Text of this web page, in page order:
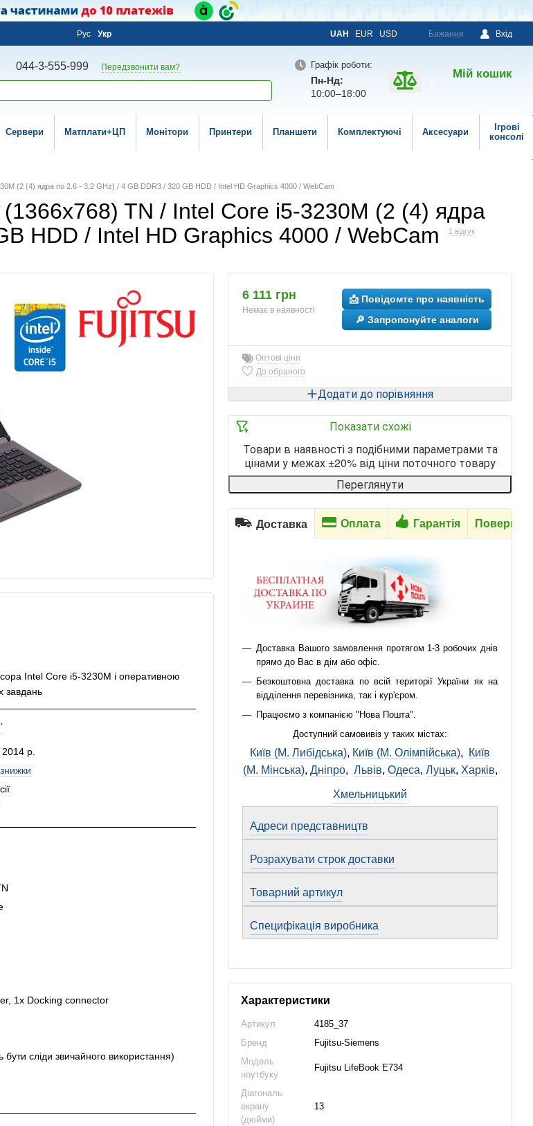
Рус Укр UAH EUR USD Бажання Вхід
044-3-555-999 Передзвонити вам? Графік роботи:
Пн-Нд:
10:00–18:00
Мій кошик
Сервери Матплати+ЦП Монітори Принтери Планшети Комплектуючі Аксесуари
Ігрові
консолі
(2 (4) ядра по 2.6 - 3.2 GHz) / 4 GB DDR3 / 320 GB HDD / Intel HD Graphics 4000 / WebCam
TN / Intel Core i5-3230M (2 (4) ядра
HDD / Intel HD Graphics 4000 / WebCam
1 відгук
Intel Core i5-3230M і оперативною
завдань
2014 р.
1x Docking connector
сліди звичайного використання)
6 111 грн
Немає в наявності
📩 Повідомте про наявність
🔎 Запропонуйте аналоги
Оптові ціни
До обраного
Додати до порівняння
Показати схожі
Товари в наявності з подібними параметрами та
цінами у межах ±20% від ціни поточного товару
Переглянути
Доставка Оплата Гарантія
Доставка Вашого замовлення протягом 1-3 робочих днів
прямо до Вас в дім або офіс.
Безкоштовна доставка по всій території України як на
відділення перевізника, так і кур'єром.
Працюємо з компанією "Нова Пошта".
Доступний самовивіз у таких містах:
Київ (М. Либідська), Київ (М. Олімпійська),
Київ
(М. Мінська), Дніпро, Львів, Одеса, Луцьк, Харків,
Хмельницький
Адреси представництв
Розрахувати строк доставки
Товарний артикул
Специфікація виробника
Характеристики
Артикул
4185_37
Бренд
Fujitsu-Siemens
Модель
ноутбуку
Fujitsu LifeBook E734
Діагональ
екрану
(дюйми)
13